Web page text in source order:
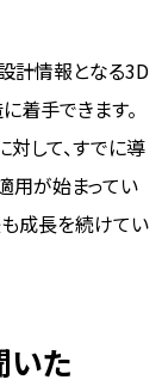
計情報となる3D
着手できます。
して、すでに導
用が始まってい
成長を続けてい
た